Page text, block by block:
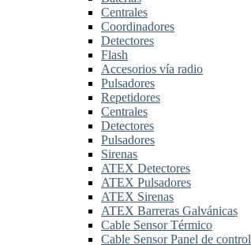
Centrales
Coordinadores
Detectores
Flash
Accesorios vía radio
Pulsadores
Repetidores
Centrales
Detectores
Pulsadores
Sirenas
ATEX Detectores
ATEX Pulsadores
ATEX Sirenas
ATEX Barreras Galvánicas
Cable Sensor Térmico
Cable Sensor Panel de control